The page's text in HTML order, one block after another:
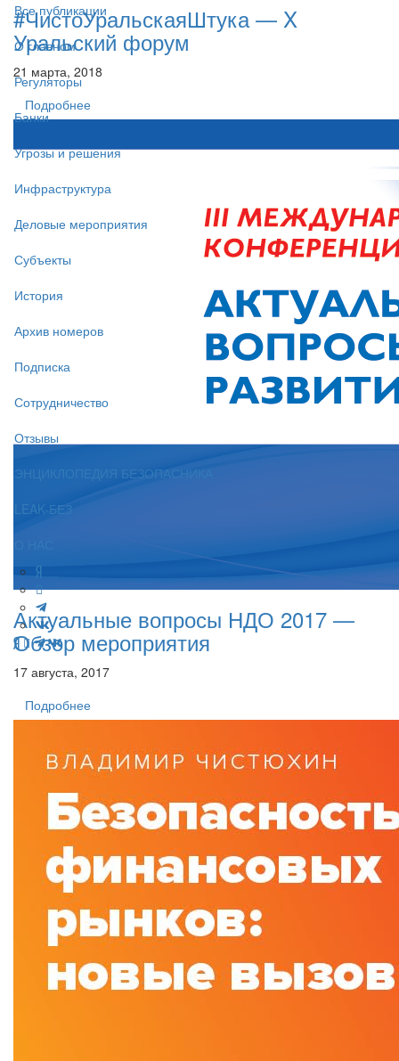
Все публикации
О главном
Регуляторы
Банки
Угрозы и решения
Инфраструктура
Деловые мероприятия
Субъекты
История
Архив номеров
Подписка
Сотрудничество
Отзывы
ЭНЦИКЛОПЕДИЯ БЕЗОПАСНИКА
LEAK-БЕЗ
#ЧистоУральскаяШтука — X
Уральский форум
21 марта, 2018
Подробнее
Актуальные вопросы НДО 2017 —
Обзор мероприятия
17 августа, 2017
Подробнее